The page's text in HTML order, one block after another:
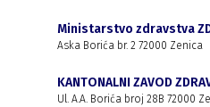
Ministarstvo zdravstva
Aska Borića br. 2 72000 Zenica
KANTONALNI ZAVOD
Ul. A.A. Borića broj 28B 72000